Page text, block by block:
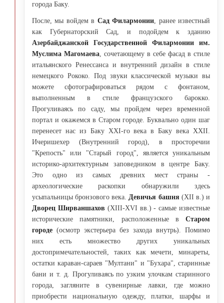
города Баку.
После, мы войдем в Сад Филармонии, ранее известный
как Губернаторский Сад, и подойдем к зданию
Азербайджанской Государственной Филармонии им.
Муслима Магомаева, сочетающему в себе фасад в стиле
итальянского Ренессанса и внутренний дизайн в стиле
немецкого Рококо. Под звуки классической музыки вы
можете сфотографироваться рядом с фонтаном,
выполненным в стиле французского барокко.
Прогуливаясь по саду, мы пройдем через временной
портал и окажемся в Старом городе. Буквально один шаг
перенесет нас из Баку XXI-го века в Баку века XXII.
Ичеришехер (Внутренний город), в просторечии
"Крепость" или "Старый город", является уникальным
историко-архитектурным заповедником в центре Баку.
Это одно из самых древних мест страны -
археологические раскопки обнаружили здесь
усыпальницы бронзового века.Девичья башня (XII в.) и
Дворец Ширваншахов (XIII-XVI вв.) - самые известные
исторические памятники, расположенные в Старом
городе (осмотр экстерьера без захода внутрь). Помимо
них есть множество других уникальных
достопримечательностей, таких как мечети, минареты,
остатки караван-сараев "Мултани" и "Бухара", старинные
бани и т. д. Прогуливаясь по узким улочкам старинного
города, загляните в сувенирные лавки, где можно
приобрести национальную одежду, платки, шарфы и